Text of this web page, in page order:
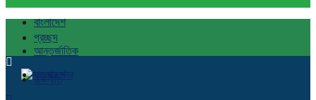
বাংলাদেশ
আন্তর্জাতিক
রাজনীতি
প্রচ্ছদ
বাংলাদেশ